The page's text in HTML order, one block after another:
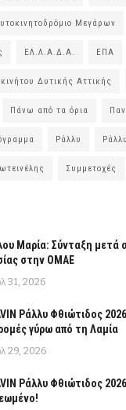
Μεγάρων
ΕΛ.Λ.Α.Δ.Α. ΕΠΑ
Δυτικής Αττικής
Πάνω από τα όρια
Ράλλυ
Συμμετοχές
Μαρία: Σύνταξη μετά
στην ΟΜΑΕ
31, 2026
Ράλλυ Φθιώτιδος
γύρω από τη Λαμία
29, 2026
Ράλλυ Φθιώτιδος